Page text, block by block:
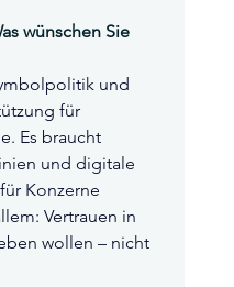
wünschen Sie
und
für
Es braucht
und digitale
Konzerne
Vertrauen in
wollen – nicht